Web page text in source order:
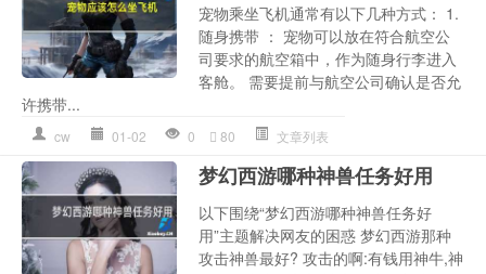
宠物乘坐飞机通常有以下几种方式： 1.
随身携带 ： 宠物可以放在符合航空公
司要求的航空箱中，作为随身行李进入
客舱。 需要提前与航空公司确认是否允
许携带...
cw 01-02 0 80 文章列表
梦幻西游哪种神兽任务好用
以下围绕“梦幻西游哪种神兽任务好
用”主题解决网友的困惑 梦幻西游那种
攻击神兽最好? 攻击的啊:有钱用神牛,神